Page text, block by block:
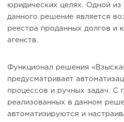
юридических целях. Одной из
данного решение является
реестра проданных долгов и
агенств.
Функционал решения
предусматривает
процессов и ручных задач. С
реализованных в данном
автоматизируются и